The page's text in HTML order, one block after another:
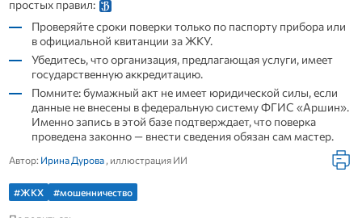
простых правил:
Проверяйте сроки поверки только по паспорту прибора или
в официальной квитанции за ЖКУ.
Убедитесь, что организация, предлагающая услуги, имеет
государственную аккредитацию.
Помните: бумажный акт не имеет юридической силы, если
данные не внесены в федеральную систему ФГИС «Аршин».
Именно запись в этой базе подтверждает, что поверка
проведена законно — внести сведения обязан сам мастер.
Автор: Ирина Дурова, иллюстрация ИИ
#ЖКХ #мошенничество